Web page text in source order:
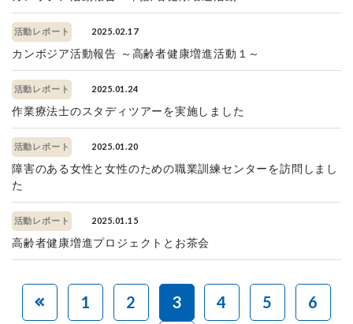
活動レポート 2025.02.17
カンボジア活動報告 ～高齢者健康増進活動１～
活動レポート 2025.01.24
作業療法士のスタディツアーを実施しました
活動レポート 2025.01.20
障害のある女性と女性のための職業訓練センターを訪問しまし
た
活動レポート 2025.01.15
高齢者健康増進プロジェクトとお茶会
1 2 3 4 5 6